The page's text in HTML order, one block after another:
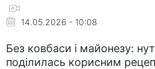
14.05.2026 - 10:08
Без ковбаси і майонезу:
поділилась корисним